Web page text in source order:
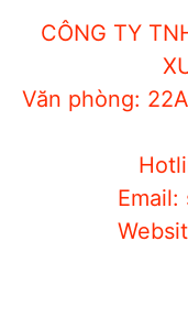
CÔNG TY
Văn phòng: